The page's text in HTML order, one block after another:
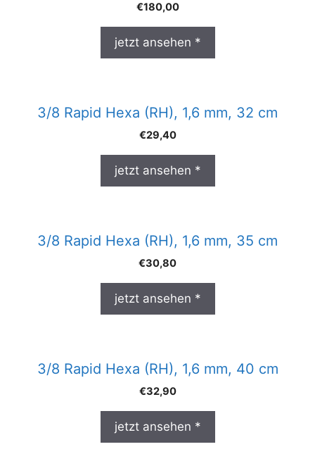
€180,00
jetzt ansehen *
3/8 Rapid Hexa (RH), 1,6 mm, 32 cm
€29,40
jetzt ansehen *
3/8 Rapid Hexa (RH), 1,6 mm, 35 cm
€30,80
jetzt ansehen *
3/8 Rapid Hexa (RH), 1,6 mm, 40 cm
€32,90
jetzt ansehen *